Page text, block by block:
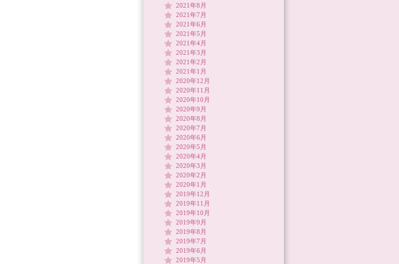
2021年8月
2021年7月
2021年6月
2021年5月
2021年4月
2021年3月
2021年2月
2021年1月
2020年12月
2020年11月
2020年10月
2020年9月
2020年8月
2020年7月
2020年6月
2020年5月
2020年4月
2020年3月
2020年2月
2020年1月
2019年12月
2019年11月
2019年10月
2019年9月
2019年8月
2019年7月
2019年6月
2019年5月